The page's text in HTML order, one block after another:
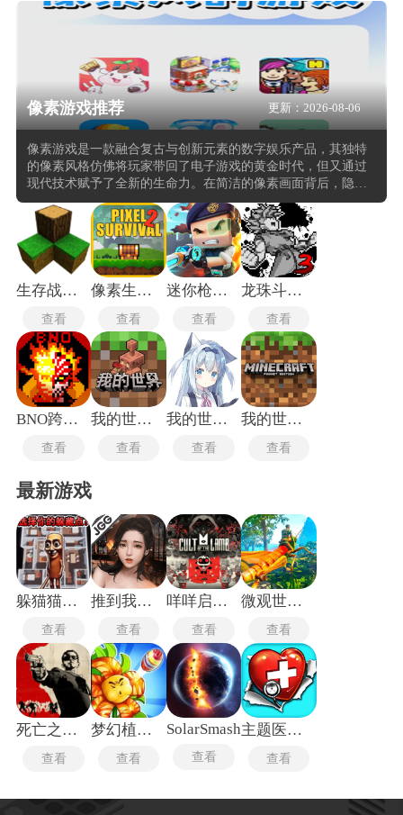
像素游戏推荐 更新：2026-08-06
像素游戏是一款融合复古与创新元素的数字娱乐产品，其独特
的像素风格仿佛将玩家带回了电子游戏的黄金时代，但又通过
现代技术赋予了全新的生命力。在简洁的像素画面背后，隐藏
着复杂而精妙的游戏机制，玩家可以在看似简单的方块世界中
体验到深度的策略与挑战。像素游戏不仅是一种娱乐方式，更
是一种文化的传承与创新，以独特的艺术风格和玩法吸引了全
球众多玩家的关注，成为数字游戏领域中不可或缺的一部分。
生存战争2.3插件版
查看
像素生存者2
查看
迷你枪战精英官服
查看
龙珠斗士Z手机版
查看
BNO跨界对决1.3.1
查看
我的世界网易版
查看
我的世界暮色森林
查看
我的世界0.14
查看
最新游戏
躲猫猫行动手机版
查看
推到我总裁
查看
咩咩启示录安卓版
查看
微观世界生存
查看
死亡之屋2重制版
查看
梦幻植物城
查看
SolarSmash
查看
主题医院单机版
查看